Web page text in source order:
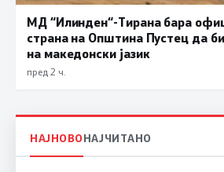
МД “Илинден“-Тирана бара
страна на Општина Пустец да
на македонски јазик
пред 2 ч.
НАЈНОВОНАЈЧИТАНО